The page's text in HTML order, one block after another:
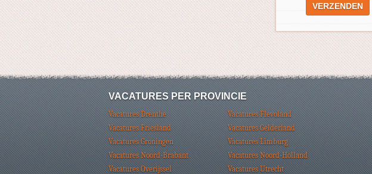
VACATURES PER PROVINCIE
Vacatures Drenthe
Vacatures Flevoland
Vacatures Friesland
Vacatures Gelderland
Vacatures Groningen
Vacatures Limburg
Vacatures Noord-Brabant
Vacatures Noord-Holland
Vacatures Overijssel
Vacatures Utrecht